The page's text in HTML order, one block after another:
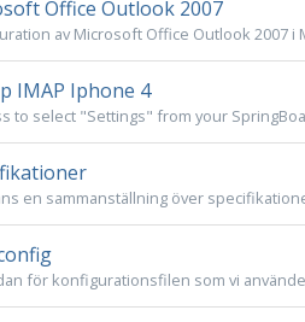
Office Outlook 2007
av Microsoft Office Outlook 2007 i
IMAP Iphone 4
to select "Settings" from your
en sammanställning över
för konfigurationsfilen som vi